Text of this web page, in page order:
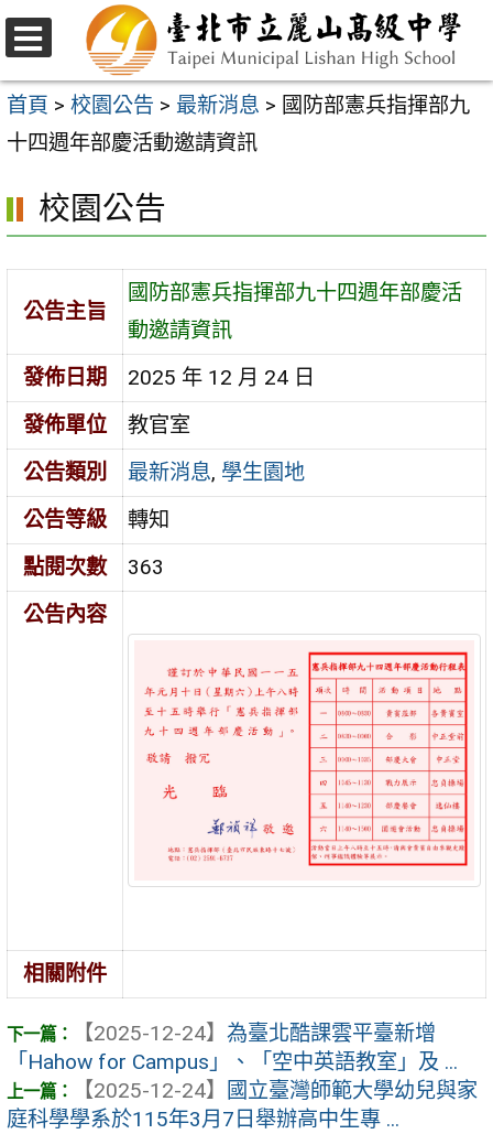
跳
至
主
要
容
區
選
單
首頁 > 校園公告 > 最新消息 > 國防部憲兵指揮部九
十四週年部慶活動邀請資訊
校園公告
公告主旨
國防部憲兵指揮部九十四週年部慶活
動邀請資訊
發佈日期
2025 年 12 月 24 日
發佈單位
教官室
公告類別
最新消息, 學生園地
公告等級
轉知
點閱次數
363
公告內容
相關附件
【2025-12-24】 為臺北酷課雲平臺新增
「Hahow for Campus」、「空中英語教室」及 ...
【2025-12-24】
國立臺灣師範大學幼兒與家
庭科學學系於115年3月7日舉辦高中生專 ...